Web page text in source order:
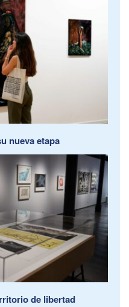
nueva etapa
de libertad